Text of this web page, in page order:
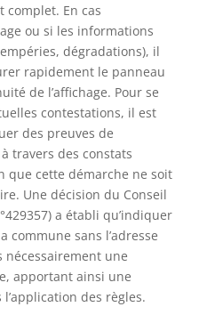
complet. En cas
ou si les informations
dégradations), il
rapidement le panneau
de l’affichage. Pour se
contestations, il est
des preuves de
travers des constats
que cette démarche ne soit
Une décision du Conseil
a établi qu’indiquer
commune sans l’adresse
nécessairement une
apportant ainsi une
des règles.